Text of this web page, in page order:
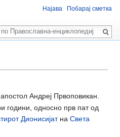
Андреј Првоповикан.
години, односно прв пат од
ДионисијатнаСвета
Најава Побарај сметка